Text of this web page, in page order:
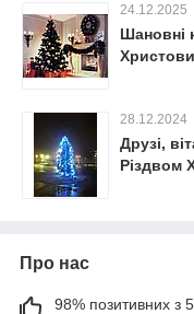
24.12.2025
Шановні
28.12.2024
Друзі,
Різдвом
Про нас
98% позитивних з